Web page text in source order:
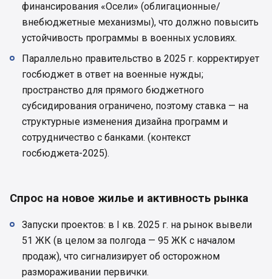
финансирования «Осели» (облигационные/
внебюджетные механизмы), что должно повысить
устойчивость программы в военных условиях.
Параллельно правительство в 2025 г. корректирует
госбюджет в ответ на военные нужды;
пространство для прямого бюджетного
субсидирования ограничено, поэтому ставка — на
структурные изменения дизайна программ и
сотрудничество с банками. (контекст
госбюджета-2025).
Спрос на новое жилье и активность рынка
Запуски проектов: в І кв. 2025 г. на рынок вывели
51 ЖК (в целом за полгода — 95 ЖК с началом
продаж), что сигнализирует об осторожном
размораживании первички.